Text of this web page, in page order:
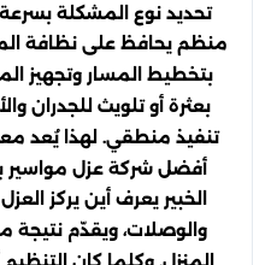
تحديد نوع المشكلة
منظم يحافظ على نظافة
بتخطيط المسار وتجهيز
بعثرة أو تلويث للجدران
تنفيذ منطقي. لهذا يُعد
أفضل شركة عزل مواسير
الخبير يعرف أين يركز
والوصلات، ويقدّم